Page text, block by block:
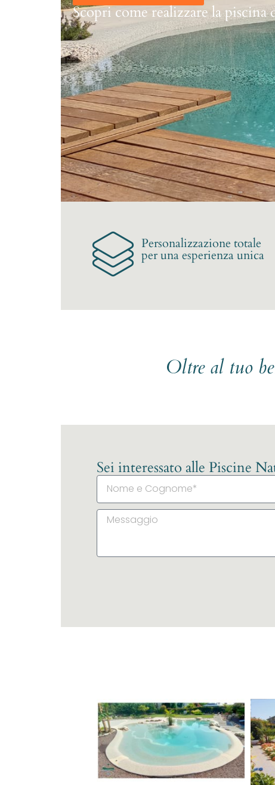
Scopri come realizzare la
Personalizzazione totale
per una esperienza unica
Oltre al tuo
Sei interessato alle Piscine